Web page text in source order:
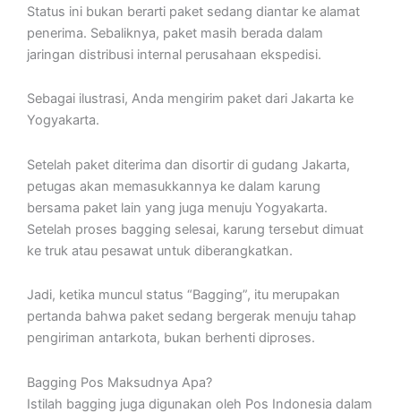
Status ini bukan berarti paket sedang diantar ke alamat
penerima. Sebaliknya, paket masih berada dalam
jaringan distribusi internal perusahaan ekspedisi.
Sebagai ilustrasi, Anda mengirim paket dari Jakarta ke
Yogyakarta.
Setelah paket diterima dan disortir di gudang Jakarta,
petugas akan memasukkannya ke dalam karung
bersama paket lain yang juga menuju Yogyakarta.
Setelah proses bagging selesai, karung tersebut dimuat
ke truk atau pesawat untuk diberangkatkan.
Jadi, ketika muncul status “Bagging”, itu merupakan
pertanda bahwa paket sedang bergerak menuju tahap
pengiriman antarkota, bukan berhenti diproses.
Bagging Pos Maksudnya Apa?
Istilah bagging juga digunakan oleh Pos Indonesia dalam